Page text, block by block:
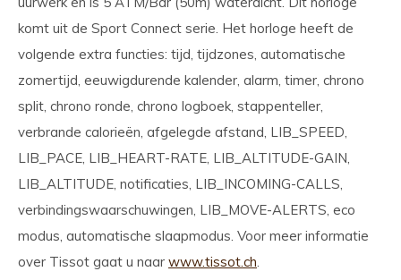
komt uit de Sport Connect serie. Het horloge heeft de
volgende extra functies: tijd, tijdzones, automatische
zomertijd, eeuwigdurende kalender, alarm, timer, chrono
split, chrono ronde, chrono logboek, stappenteller,
verbrande calorieën, afgelegde afstand, LIB_SPEED,
LIB_PACE, LIB_HEART-RATE, LIB_ALTITUDE-GAIN,
LIB_ALTITUDE, notificaties, LIB_INCOMING-CALLS,
verbindingswaarschuwingen, LIB_MOVE-ALERTS, eco
modus, automatische slaapmodus. Voor meer informatie
over Tissot gaat u naar www.tissot.ch.